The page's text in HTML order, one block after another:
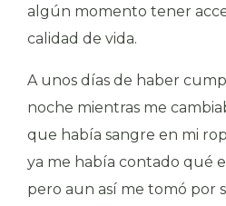
algún momento tener
calidad de vida.
A unos días de haber
noche mientras me
que había sangre en mi
ya me había contado qué
pero aun así me tomó por